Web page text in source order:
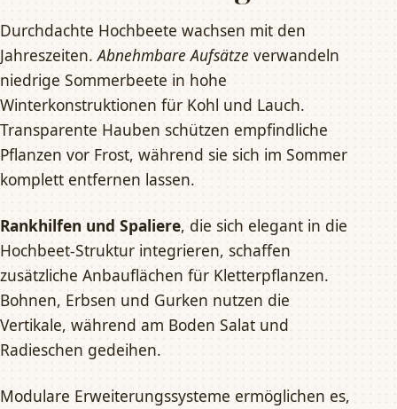
Durchdachte Hochbeete wachsen mit den
Jahreszeiten.Abnehmbare Aufsätze verwandeln
niedrige Sommerbeete in hohe
Winterkonstruktionen für Kohl und Lauch.
Transparente Hauben schützen empfindliche
Pflanzen vor Frost, während sie sich im Sommer
komplett entfernen lassen.
Rankhilfen und Spaliere, die sich elegant in die
Hochbeet-Struktur integrieren, schaffen
zusätzliche Anbauflächen für Kletterpflanzen.
Bohnen, Erbsen und Gurken nutzen die
Vertikale, während am Boden Salat und
Radieschen gedeihen.
Modulare Erweiterungssysteme ermöglichen es,